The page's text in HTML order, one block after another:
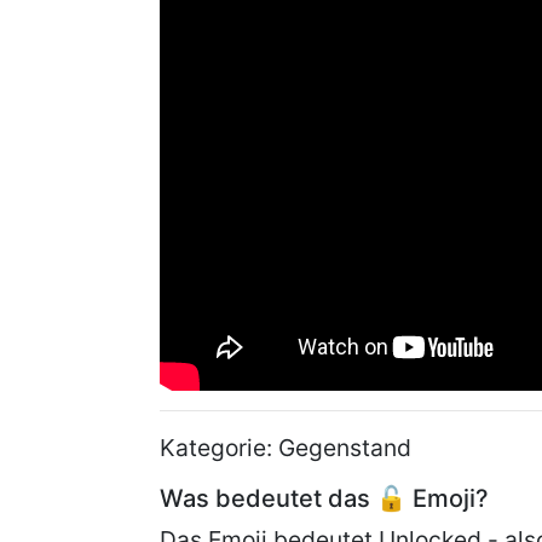
Kategorie: Gegenstand
Was bedeutet das 🔓 Emoji?